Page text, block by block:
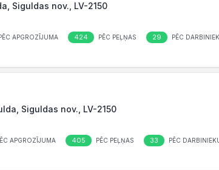
Siguldas nov., LV-2150
APGROZĪJUMA 424 PĒC PEĻŅAS 29 PĒC
Siguldas nov., LV-2150
APGROZĪJUMA 405 PĒC PEĻŅAS 33 PĒC